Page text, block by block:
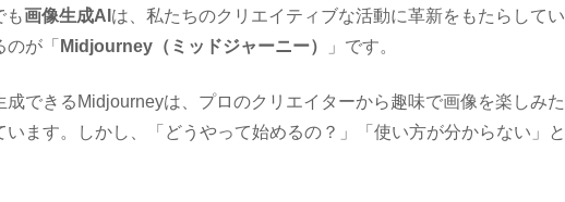
も画像生成AI は、私たちのクリエイティブな活動に革新をもたらしてい
が「 Midjourney（ミッドジャーニー） 」です。
できるMidjourneyは、プロのクリエイターから趣味で画像を楽しみた
ます。しかし、「どうやって始めるの？」「使い方が分からない」と